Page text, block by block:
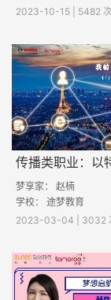
2023-10-15 | 5482
梦享家： 赵楠
学校： 途梦教育
2023-03-04 | 3032